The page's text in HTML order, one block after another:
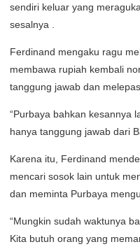
sendiri keluar yang
sesalnya .
Ferdinand mengaku ragu
membawa rupiah kembali
tanggung jawab dan
“Purbaya bahkan kesannya
hanya tanggung jawab dari
Karena itu, Ferdinand
mencari sosok lain untuk
dan meminta Purbaya
“Mungkin sudah waktunya
Kita butuh orang yang